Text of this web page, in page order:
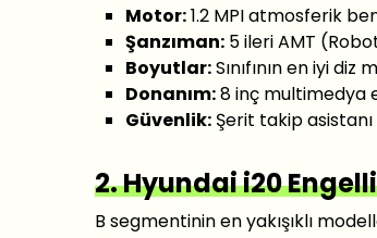
Motor:1.2 MPI atmosferik
Şanzıman: 5 ileri AMT
Boyutlar:Sınıfının en iyi
Donanım:8 inç multimedya
Güvenlik: Şerit takip
2. Hyundai i20
B segmentinin en yakışıklı